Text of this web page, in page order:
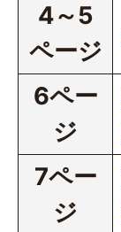
4～5
ページ
6ペー
ジ
7ペー
ジ